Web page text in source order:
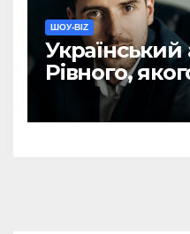
ШОУ-BIZ
Український
Рівного,
називають
Тараса